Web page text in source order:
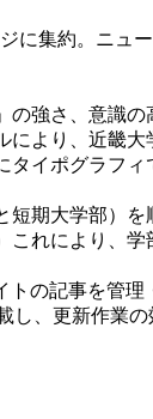
集約。ニュ
強さ、意識
より、近畿大
イポグラフィ
期大学部）
れにより、
トの記事を
、更新作業